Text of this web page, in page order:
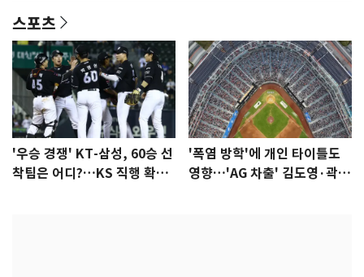
스포츠
'우승 경쟁' KT-삼성, 60승 선
착팀은 어디?…KS 직행 확률
'폭염 방학'에 개인 타이틀도
영향…'AG 차출' 김도영·곽빈